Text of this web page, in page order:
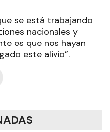
se está trabajando
nacionales y
es que nos hayan
este alivio”.